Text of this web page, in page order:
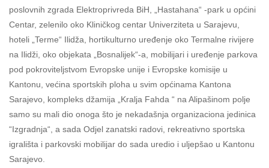
poslovnih zgrada Elektroprivreda BiH, „Hastahana“ -park u općini
Centar, zelenilo oko Kliničkog centar Univerziteta u Sarajevu,
hoteli „Terme“ Ilidža, hortikulturno uređenje oko Termalne rivijere
na Ilidži, oko objekata „Bosnalijek“-a, mobilijari i uređenje parkova
pod pokroviteljstvom Evropske unije i Evropske komisije u
Kantonu, većina sportskih ploha u svim općinama Kantona
Sarajevo, kompleks džamija „Kralja Fahda “ na Alipašinom polje
samo su mali dio onoga što je nekadašnja organizaciona jedinica
“Izgradnja“, a sada Odjel zanatski radovi, rekreativno sportska
igrališta i parkovski mobilijar do sada uredio i uljepšao u Kantonu
Sarajevo.